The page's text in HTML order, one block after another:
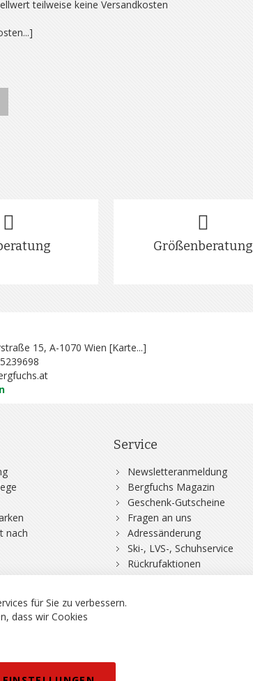
teilweise keine Versandkosten
Größenberatung
15, A-1070 Wien [Karte...]
nach
Service
Newsletteranmeldung
Bergfuchs Magazin
Geschenk-Gutscheine
Fragen an uns
Adressänderung
Ski-, LVS-, Schuhservice
Rückrufaktionen
DSV-Skiversicherung
für Sie zu verbessern.
dass wir Cookies